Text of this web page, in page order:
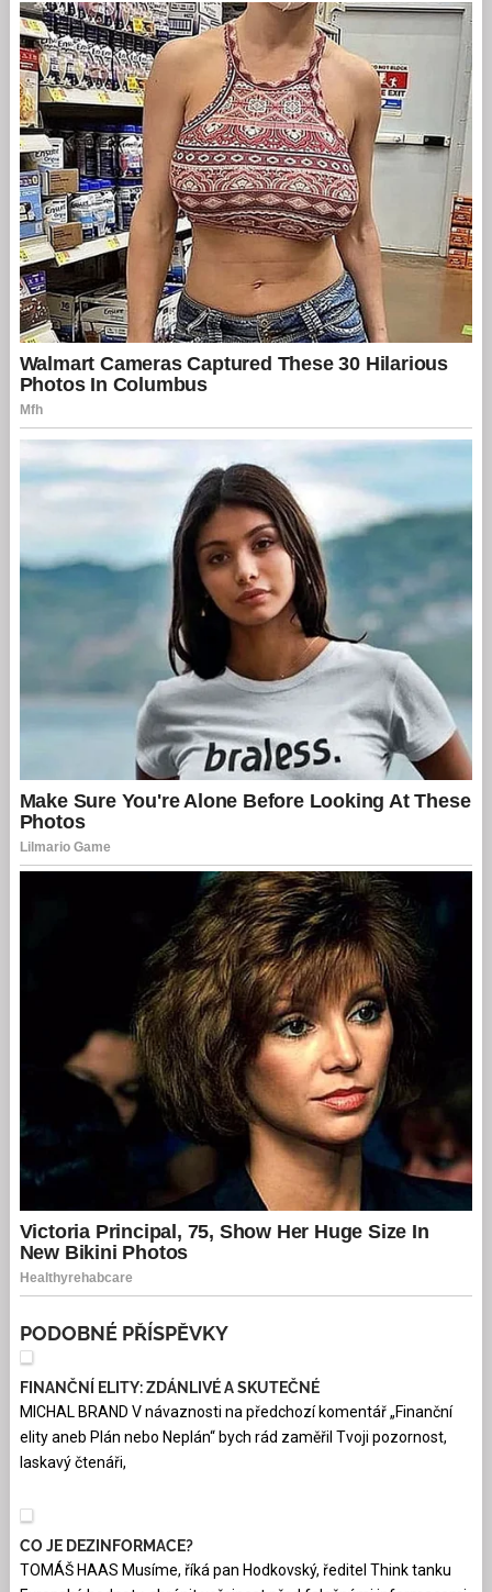
PODOBNÉ PŘÍSPĚVKY
FINANČNÍ ELITY: ZDÁNLIVÉ A SKUTEČNÉ
MICHAL BRAND V návaznosti na předchozí komentář „Finanční
elity aneb Plán nebo Neplán“ bych rád zaměřil Tvoji pozornost,
laskavý čtenáři,
CO JE DEZINFORMACE?
TOMÁŠ HAAS Musíme, říká pan Hodkovský, ředitel Think tanku